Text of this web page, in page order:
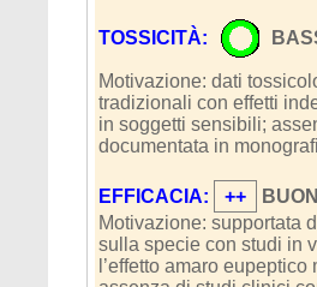
TOSSICITÀ:
Motivazione: dati
tradizionali con effetti
in soggetti sensibili;
documentata in
EFFICACIA: ++
Motivazione: supportata
sulla specie con studi in
l’effetto amaro